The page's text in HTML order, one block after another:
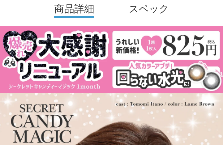
商品詳細 スペック